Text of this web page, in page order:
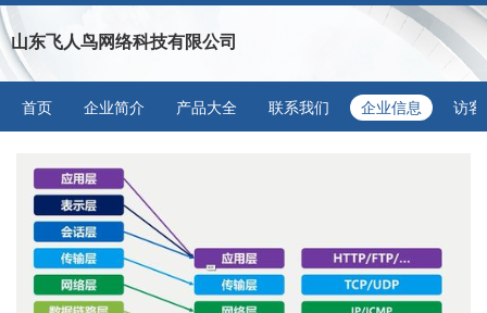
山东飞人鸟网络科技有限公司
首页 企业简介 产品大全 联系我们 企业信息 访客